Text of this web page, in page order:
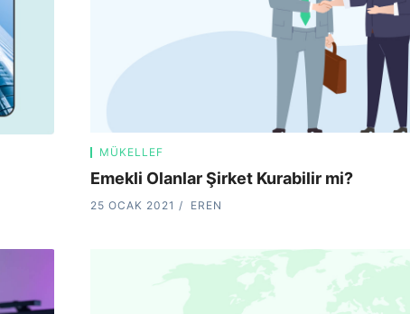
MÜKELLEF
Emekli Olanlar Şirket Kurabilir mi?
25 OCAK 2021 EREN